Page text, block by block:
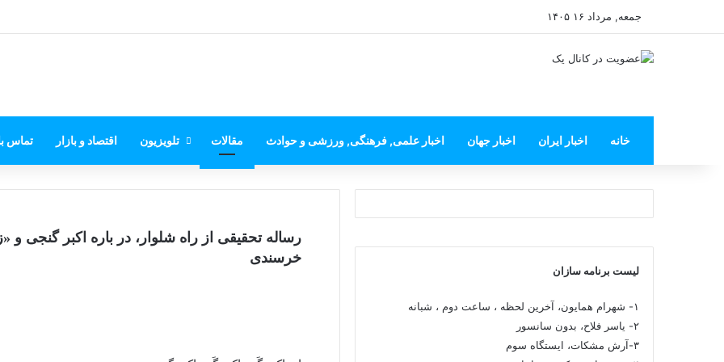
جمعه, مرداد ۱۶ ۱۴۰۵
خانه اخبار ایران اخبار جهان اخبار علمی, فرهنگی, ورزشی و حوادث مقالات تلویزیون اقتصاد و بازار تماس
رساله تحقیقی از راه شلوار، در باره اکبر گنجی
خرسندی
لیست برنامه سازان
۱- شهرام همایون، آخرین لحظه ، ساعت دوم ، شبانه
۲- یاسر فلاح، بدون سانسور
۳-آرش مشکات، ایستگاه سوم